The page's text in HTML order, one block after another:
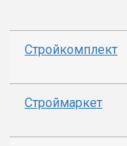
Стройкомплект
Строймаркет